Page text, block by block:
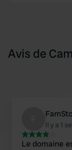
Avis de
Il y a 1
Le domaine